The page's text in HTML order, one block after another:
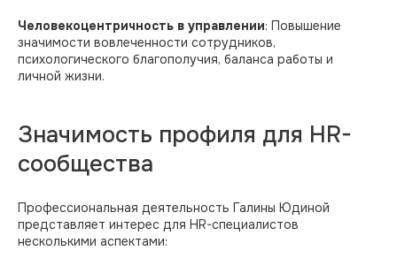
Человекоцентричность в управлении: Повышение
значимости вовлеченности сотрудников,
психологического благополучия, баланса работы и
личной жизни.​
Значимость профиля для HR-
сообщества
Профессиональная деятельность Галины Юдиной
представляет интерес для HR-специалистов
несколькими аспектами: